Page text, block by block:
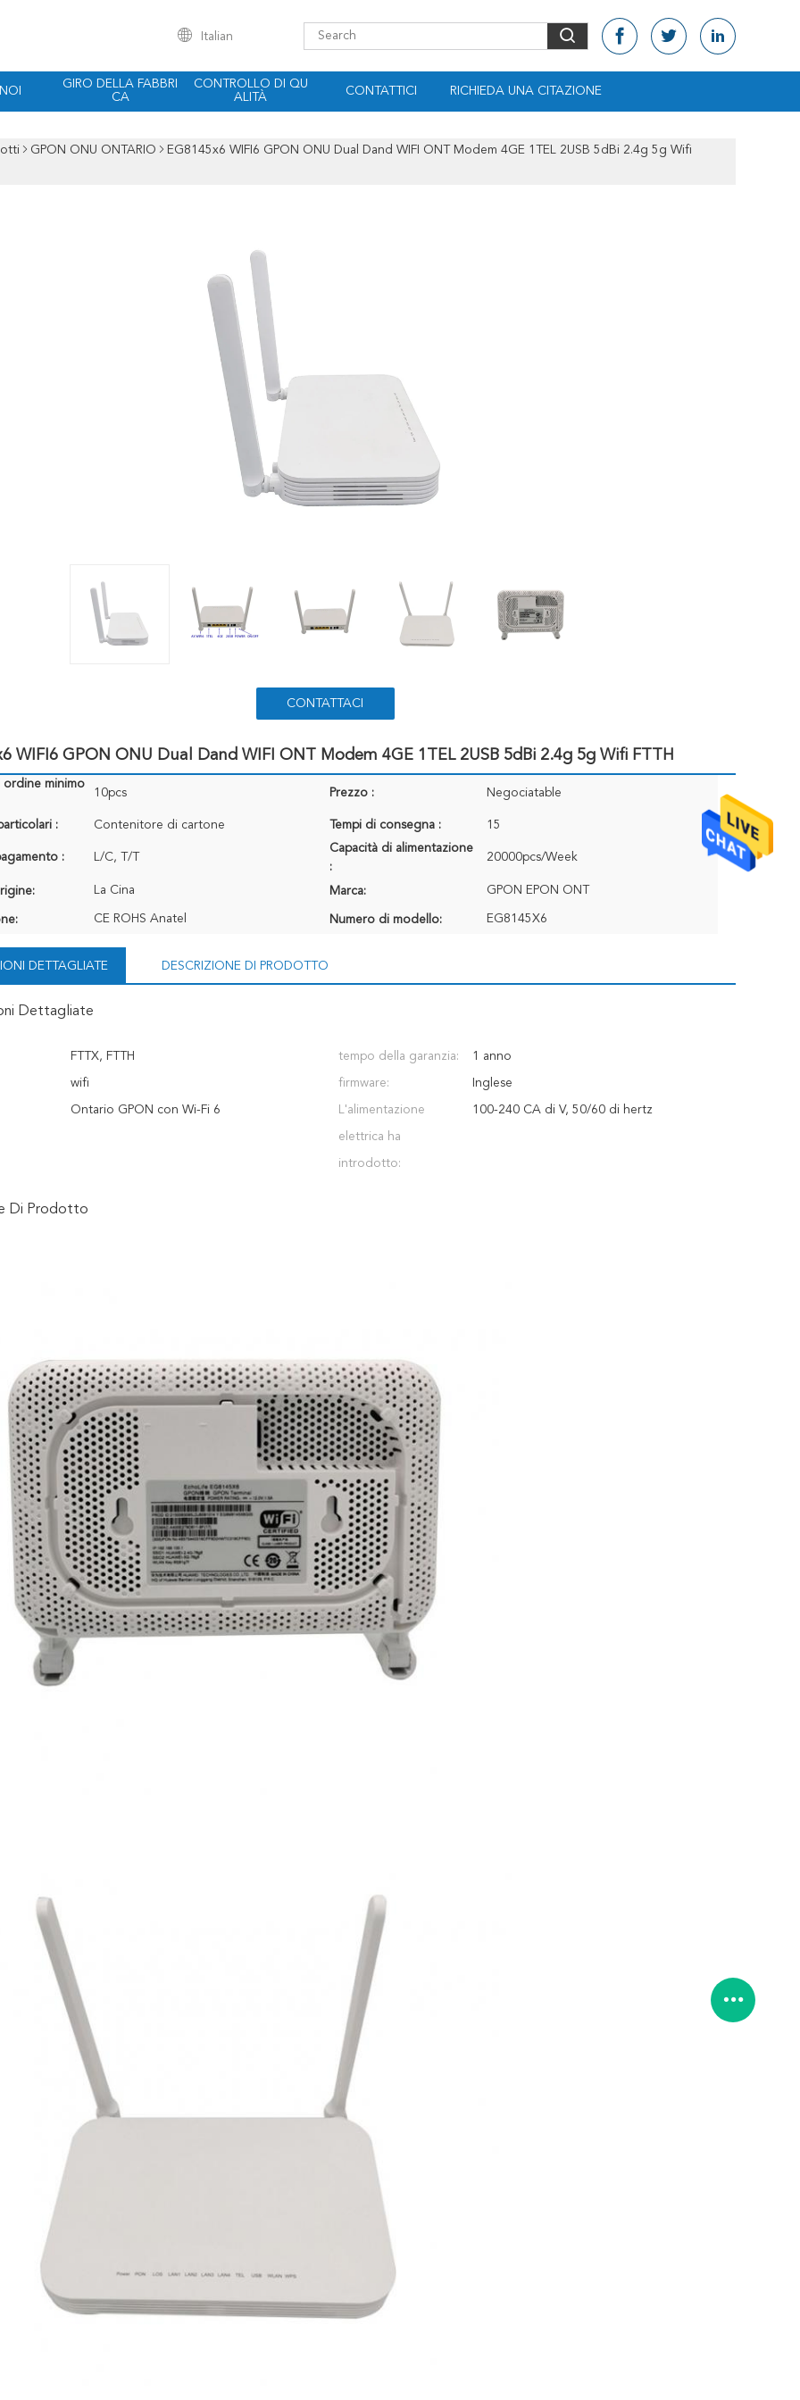
Italian
GIRO DELLA FABBRI
CA
CONTROLLO DI QU
ALITÀ
CONTATTICI RICHIEDA UNA CITAZIONE
GPON ONU ONTARIO
EG8145x6 WIFI6 GPON ONU Dual Dand WIFI ONT Modem 4GE 1TEL 2USB 5dBi 2.4g 5g Wifi
CONTATTACI
WIFI6 GPON ONU Dual Dand WIFI ONT Modem 4GE 1TEL 2USB 5dBi 2.4g 5g Wifi FTTH
ordine minimo
10pcs Prezzo : Negociatable
: Contenitore di cartone Tempi di consegna : 15
: L/C, T/T
Capacità di alimentazione
:
20000pcs/Week
La Cina Marca: GPON EPON ONT
CE ROHS Anatel Numero di modello: EG8145X6
DETTAGLIATE DESCRIZIONE DI PRODOTTO
Dettagliate
FTTX, FTTH tempo della garanzia: 1 anno
wifi firmware: Inglese
Ontario GPON con Wi-Fi 6 L'alimentazione
elettrica ha
introdotto:
100-240 CA di V, 50/60 di hertz
Di Prodotto